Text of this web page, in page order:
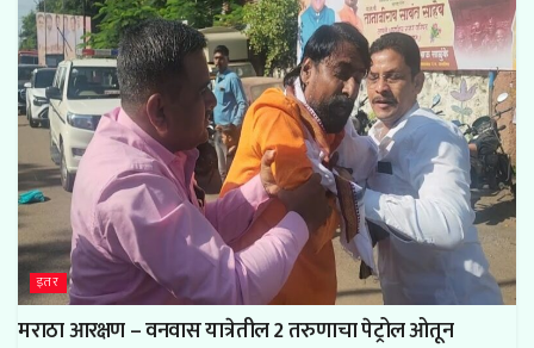
इतर
मराठा आरक्षण – वनवास यात्रेतील 2 तरुणाचा पेट्रोल ओतून